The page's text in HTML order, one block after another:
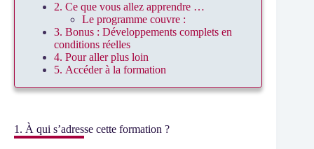
2. Ce que vous allez apprendre …
Le programme couvre :
3. Bonus : Développements complets en
conditions réelles
4. Pour aller plus loin
5. Accéder à la formation
1. À qui s’adresse cette formation ?